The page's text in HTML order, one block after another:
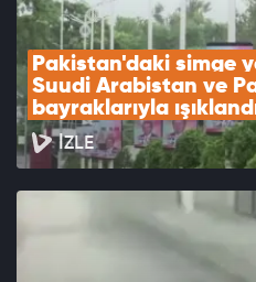
Pakistan'daki simge
Suudi Arabistan ve
bayraklarıyla
İZLE